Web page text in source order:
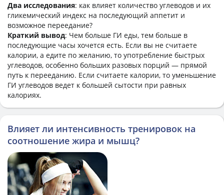
Два исследования: как влияет количество углеводов и их
гликемический индекс на последующий аппетит и
возможное переедание?
Краткий вывод: Чем больше ГИ еды, тем больше в
последующие часы хочется есть. Если вы не считаете
калории, а едите по желанию, то употребление быстрых
углеводов, особенно больших разовых порций — прямой
путь к перееданию. Если считаете калории, то уменьшение
ГИ углеводов ведет к большей сытости при равных
калориях.
Влияет ли интенсивность тренировок на
соотношение жира и мышц?